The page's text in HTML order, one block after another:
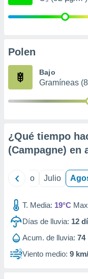
publicidad
1199
Polen
Bajo
Gramíneas
¿Qué tiempo
(Campagne) en
Junio Julio
T. Media: 19°C
Días de lluvia: 12
Acum. de lluvia: 74
Viento medio: 9